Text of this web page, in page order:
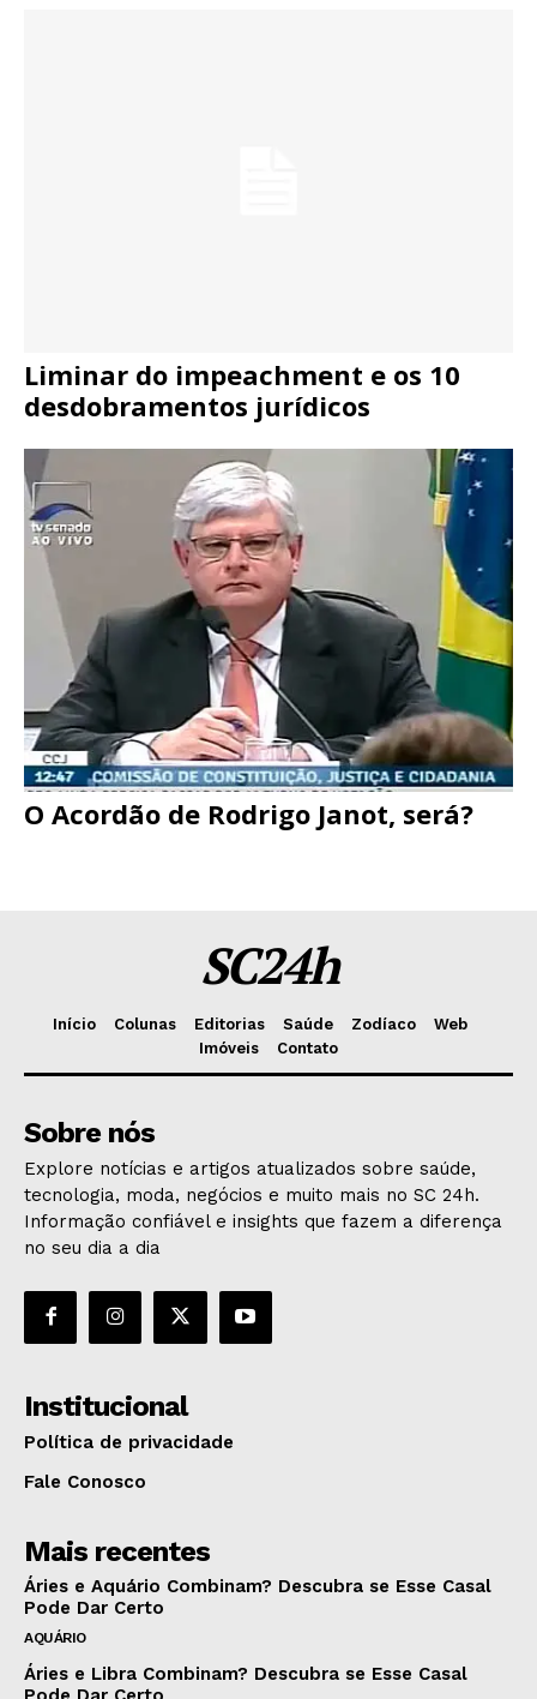
Liminar do impeachment e os 10
desdobramentos jurídicos
O Acordão de Rodrigo Janot, será?
SC24h
Início Colunas Editorias Saúde Zodíaco
Web
Imóveis
Contato
Sobre nós
Explore notícias e artigos atualizados sobre saúde,
tecnologia, moda, negócios e muito mais no SC 24h.
Informação confiável e insights que fazem a diferença
no seu dia a dia
Institucional
Política de privacidade
Fale Conosco
Mais recentes
Áries e Aquário Combinam? Descubra se Esse Casal
Pode Dar Certo
AQUÁRIO
Áries e Libra Combinam? Descubra se Esse Casal